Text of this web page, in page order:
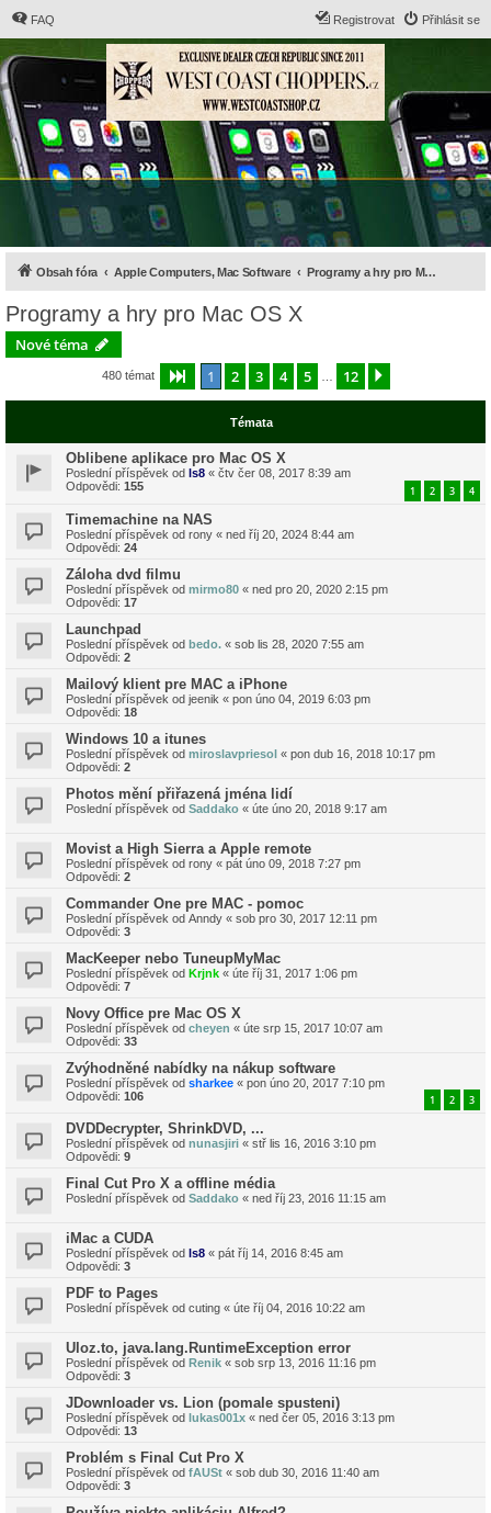
FAQ Přihlásit se
Registrovat
Obsah fóra Apple Computers, Mac Software Programy a hry pro Mac OS X
Programy a hry pro Mac OS X
Nové téma
480 témat Stránka z 12
1 2 3 4 5 12
Témata
Oblibene aplikace pro Mac OS X
Poslední příspěvek od ls8 « čtv čer 08, 2017 8:39 am
Odpovědi: 155 1 2 3 4
Timemachine na NAS
Poslední příspěvek od rony « ned říj 20, 2024 8:44 am
Odpovědi: 24
Záloha dvd filmu
Poslední příspěvek od mirmo80 « ned pro 20, 2020 2:15 pm
Odpovědi: 17
Launchpad
Poslední příspěvek od bedo. « sob lis 28, 2020 7:55 am
Odpovědi: 2
Mailový klient pre MAC a iPhone
Poslední příspěvek od jeenik « pon úno 04, 2019 6:03 pm
Odpovědi: 18
Windows 10 a itunes
Poslední příspěvek od miroslavpriesol « pon dub 16, 2018 10:17 pm
Odpovědi: 2
Photos mění přiřazená jména lidí
Poslední příspěvek od Saddako « úte úno 20, 2018 9:17 am
Movist a High Sierra a Apple remote
Poslední příspěvek od rony « pát úno 09, 2018 7:27 pm
Odpovědi: 2
Commander One pre MAC - pomoc
Poslední příspěvek od Anndy « sob pro 30, 2017 12:11 pm
Odpovědi: 3
MacKeeper nebo TuneupMyMac
Poslední příspěvek od Krjnk « úte říj 31, 2017 1:06 pm
Odpovědi: 7
Novy Office pre Mac OS X
Poslední příspěvek od cheyen « úte srp 15, 2017 10:07 am
Odpovědi: 33
Zvýhodněné nabídky na nákup software
Poslední příspěvek od sharkee « pon úno 20, 2017 7:10 pm
Odpovědi: 106 1 2 3
DVDDecrypter, ShrinkDVD, ...
Poslední příspěvek od nunasjiri « stř lis 16, 2016 3:10 pm
Odpovědi: 9
Final Cut Pro X a offline média
Poslední příspěvek od Saddako « ned říj 23, 2016 11:15 am
iMac a CUDA
Poslední příspěvek od ls8 « pát říj 14, 2016 8:45 am
Odpovědi: 3
PDF to Pages
Poslední příspěvek od cuting « úte říj 04, 2016 10:22 am
Uloz.to, java.lang.RuntimeException error
Poslední příspěvek od Renik « sob srp 13, 2016 11:16 pm
Odpovědi: 3
JDownloader vs. Lion (pomale spusteni)
Poslední příspěvek od lukas001x « ned čer 05, 2016 3:13 pm
Odpovědi: 13
Problém s Final Cut Pro X
Poslední příspěvek od fAUSt « sob dub 30, 2016 11:40 am
Odpovědi: 3